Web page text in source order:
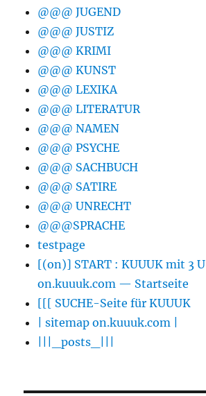
@@@ JUGEND
@@@ JUSTIZ
@@@ KRIMI
@@@ KUNST
@@@ LEXIKA
@@@ LITERATUR
@@@ NAMEN
@@@ PSYCHE
@@@ SACHBUCH
@@@ SATIRE
@@@ UNRECHT
@@@SPRACHE
testpage
[(on)] START : KUUUK mit 3
on.kuuuk.com — Startseite
[[[ SUCHE-Seite für KUUUK
| sitemap on.kuuuk.com |
|||_posts_|||